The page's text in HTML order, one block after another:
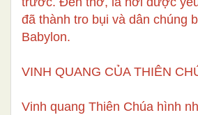
đã thành tro bụi và dân chúng
Babylon.
VINH QUANG CỦA THIÊN
Vinh quang Thiên Chúa hình